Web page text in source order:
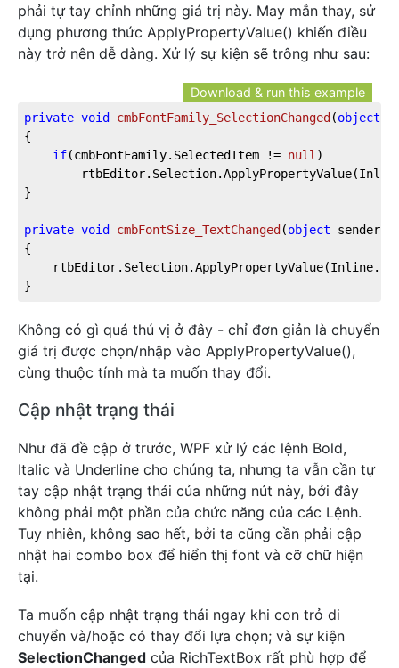
phải tự tay chỉnh những giá trị này. May mắn thay, sử
dụng phương thức ApplyPropertyValue() khiến điều
này trở nên dễ dàng. Xử lý sự kiện sẽ trông như sau:
Download & run this example
private void cmbFontFamily_SelectionChanged (object
{
if(cmbFontFamily.SelectedItem != null )
}
private void cmbFontSize_TextChanged (object sender,
{
}
Không có gì quá thú vị ở đây - chỉ đơn giản là chuyển
giá trị được chọn/nhập vào ApplyPropertyValue(),
cùng thuộc tính mà ta muốn thay đổi.
Cập nhật trạng thái
Như đã đề cập ở trước, WPF xử lý các lệnh Bold,
Italic và Underline cho chúng ta, nhưng ta vẫn cần tự
tay cập nhật trạng thái của những nút này, bởi đây
không phải một phần của chức năng của các Lệnh.
Tuy nhiên, không sao hết, bởi ta cũng cần phải cập
nhật hai combo box để hiển thị font và cỡ chữ hiện
tại.
Ta muốn cập nhật trạng thái ngay khi con trỏ di
chuyển và/hoặc có thay đổi lựa chọn; và sự kiện
SelectionChanged của RichTextBox rất phù hợp để